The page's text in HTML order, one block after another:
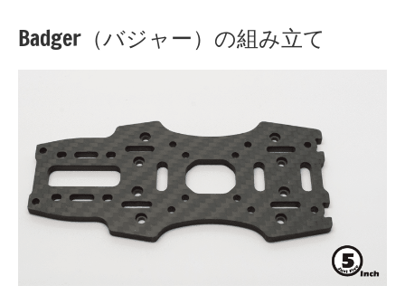
Badger（バジャー）の組み立て